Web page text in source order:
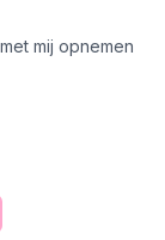
mij opnemen